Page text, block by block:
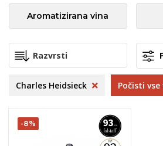
Aromatizirana vina
Charles Heidsieck Počisti
-8%